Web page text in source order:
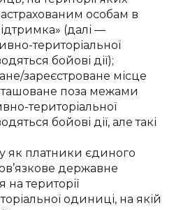
особам в
(далі —
територіальної
бойові дії);
зареєстроване місце
поза межами
територіальної
бойові дії, але такі
як платники єдиного
державне
на території
одиниці, на якій